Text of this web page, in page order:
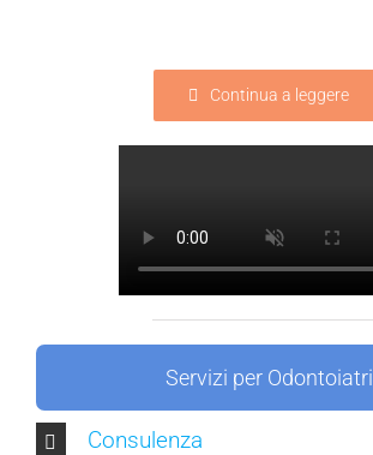
Continua a leggere
Servizi per Odontoiatri
Consulenza